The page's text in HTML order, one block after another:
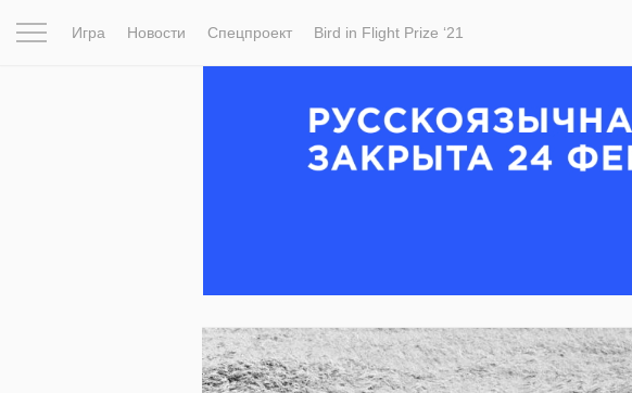
Игра Новости Спецпроект Bird in Flight Prize ‘21